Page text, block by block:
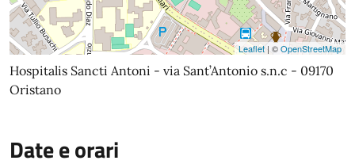
Leaflet | ©OpenStreetMap
Hospitalis Sancti Antoni - via Sant’Antonio s.n.c - 09170
Oristano
Date e orari